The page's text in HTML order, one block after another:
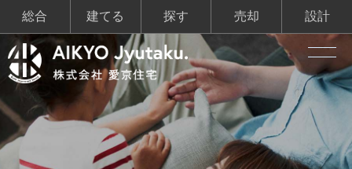
総合 建てる 探す 売却 設計